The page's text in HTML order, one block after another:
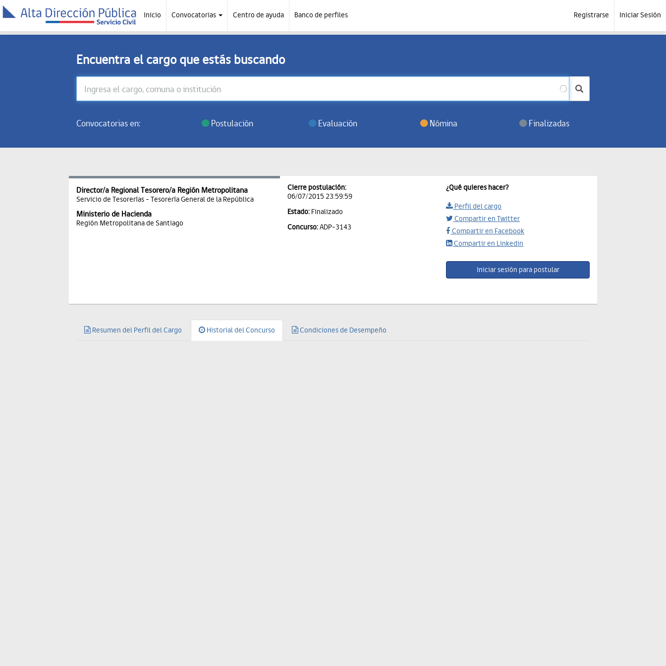
Inicio Convocatorias Centro de ayuda Banco de perfiles Registrarse Iniciar Sesión
Encuentra el cargo que estás buscando
Convocatorias en: Postulación Evaluación Nómina Finalizadas
Director/a Regional Tesorero/a Región Metropolitana
Servicio de Tesorerías - Tesorería General de la República
Ministerio de Hacienda
Región Metropolitana de Santiago
Cierre postulación:
06/07/2015 23:59:59
Estado: Finalizado
Concurso:ADP-3143
¿Qué quieres hacer?
Perfil del cargo
Compartir en Twitter
Compartir en Facebook
Compartir en Linkedin
Resumen del Perfil del Cargo Historial del Concurso Condiciones de Desempeño